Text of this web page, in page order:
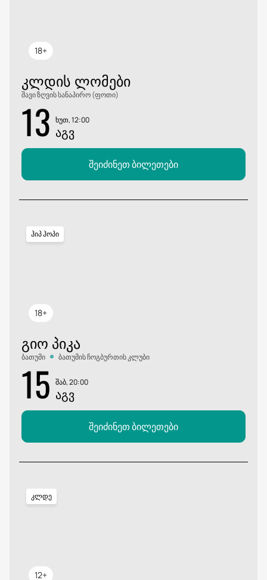
18+
ᲙᲚᲓᲘᲡ ᲚᲝᲛᲔᲑᲘ
შავი ზღვის სანაპირო (ფოთი)
13 ხუთ, 12:00
ᲐᲒᲕ
შეიძინეთ ბილეთები
18+
ჰიპ ჰოპი
ᲒᲘᲝ ᲞᲘᲙᲐ
ბათუმი ბათუმის ჩოგბურთის კლუბი
15 შაბ, 20:00
ᲐᲒᲕ
შეიძინეთ ბილეთები
12+
კლდე